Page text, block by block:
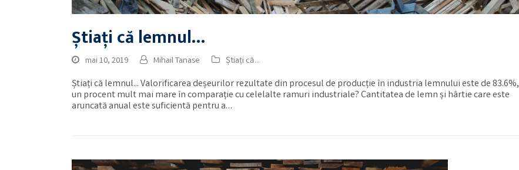
Știați că lemnul…
mai 10, 2019 Mihail Tanase Știați că...
Știați că lemnul... Valorificarea deșeurilor rezultate din procesul de producție în industria lemnului este de 83.6%,
un procent mult mai mare în comparație cu celelalte ramuri industriale? Cantitatea de lemn și hârtie care este
aruncată anual este suficientă pentru a…